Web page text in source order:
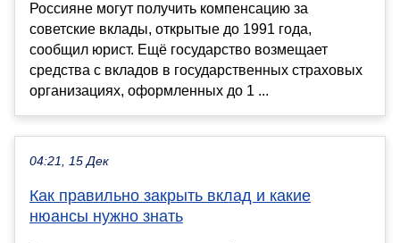
Россияне могут получить компенсацию за
советские вклады, открытые до 1991 года,
сообщил юрист. Ещё государство возмещает
средства с вкладов в государственных страховых
организациях, оформленных до 1 ...
04:21, 15 Дек
Как правильно закрыть вклад и какие
нюансы нужно знать